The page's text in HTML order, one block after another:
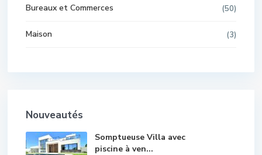
Bureaux et Commerces (50)
Maison (3)
Nouveautés
Somptueuse Villa avec
piscine à ven...